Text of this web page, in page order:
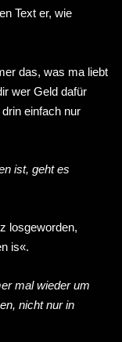
Text er, wie
das, was ma liebt
wer Geld dafür
einfach nur
ist, geht es
losgeworden,
is«.
mal wieder um
nicht nur in